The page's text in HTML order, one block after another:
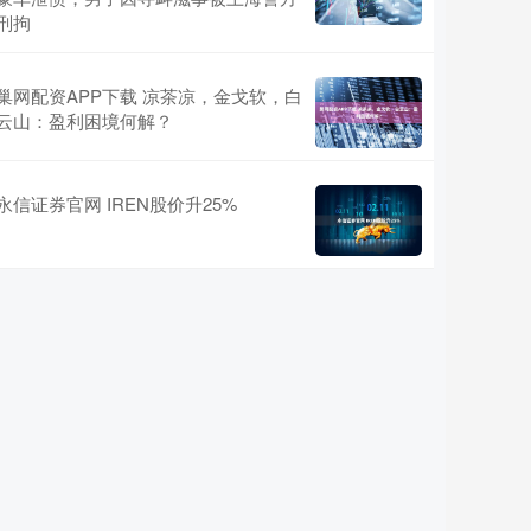
拘
网配资APP下载 凉茶凉，金戈软，白
山：盈利困境何解？
信证券官网 IREN股价升25%